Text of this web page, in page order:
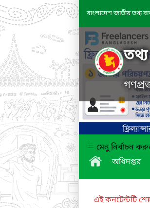
বাংলাদেশ জাতীয় তথ্য
মেনু নির্বাচন
অধিদপ্তর
এই কনটেন্টটি